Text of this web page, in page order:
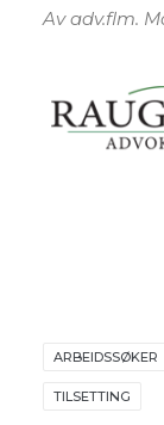
Av adv.flm.
ARBEIDSSØKER
TILSETTING